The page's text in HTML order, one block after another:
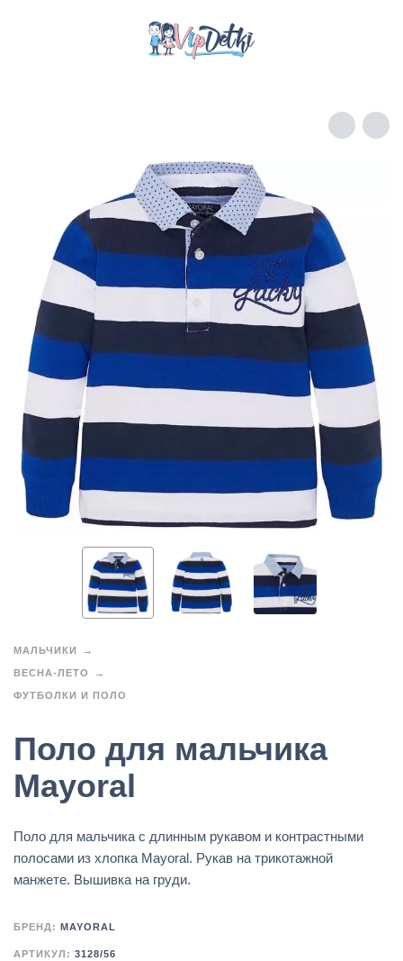
МАЛЬЧИКИ
ВЕСНА-ЛЕТО
ФУТБОЛКИ И ПОЛО
Поло для мальчика
Mayoral
Поло для мальчика с длинным рукавом и контрастными
полосами из хлопка Mayoral. Рукав на трикотажной
манжете. Вышивка на груди.
БРЕНД: MAYORAL
АРТИКУЛ: 3128/56